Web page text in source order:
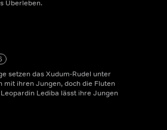
Überleben.
setzen das Xudum-Rudel unter
mit ihren Jungen, doch die Fluten
Lediba lässt ihre Jungen